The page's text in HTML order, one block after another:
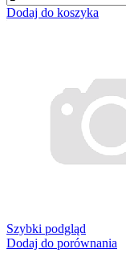
Dodaj do koszyka
Szybki podgląd
Dodaj do porównania